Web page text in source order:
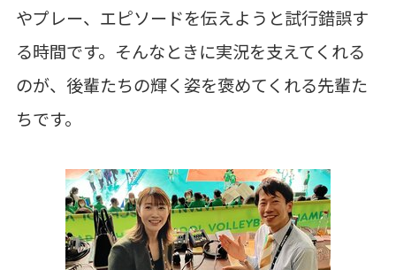
やプレー、エピソードを伝えようと試行錯誤す
る時間です。そんなときに実況を支えてくれる
のが、後輩たちの輝く姿を褒めてくれる先輩た
ちです。